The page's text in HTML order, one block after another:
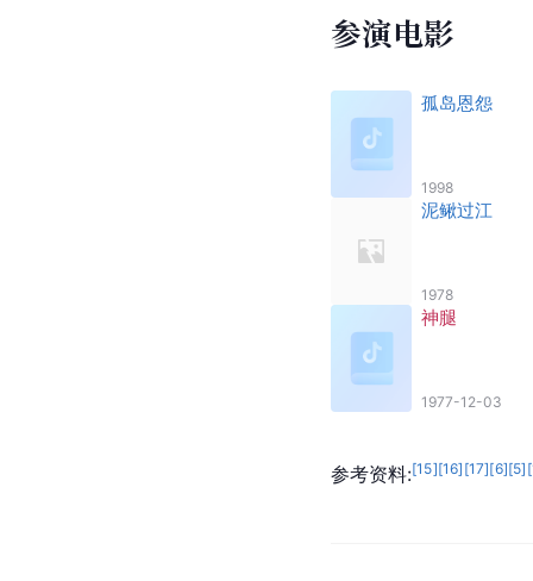
参演电影
孤岛恩怨
1998
泥鳅过江
1978
神腿
1977-12-03
参考资料:[15][16] [17][6][5] [